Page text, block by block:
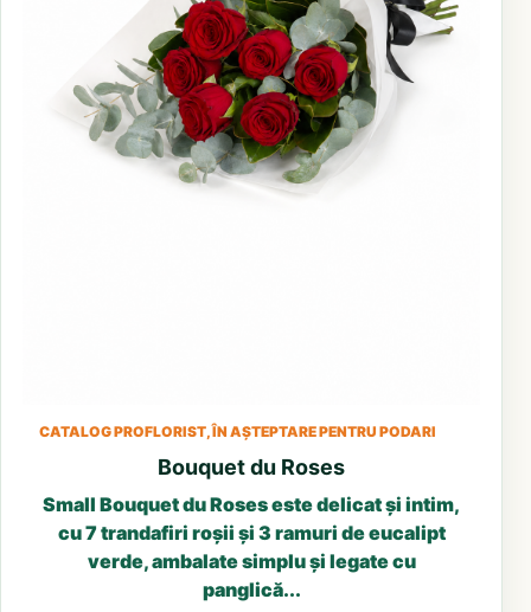
CATALOG PROFLORIST, ÎN AȘTEPTARE PENTRU PODARI
Bouquet du Roses
Small Bouquet du Roses este delicat și intim,
cu 7 trandafiri roșii și 3 ramuri de eucalipt
verde, ambalate simplu și legate cu
panglică...